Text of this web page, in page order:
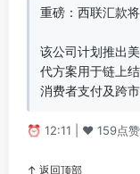
重磅：西联汇款
该公司计划推出
代方案用于链上
消费者支付及跨
⏰ 12:11 | ❤️ 159点
↑ 返回顶部